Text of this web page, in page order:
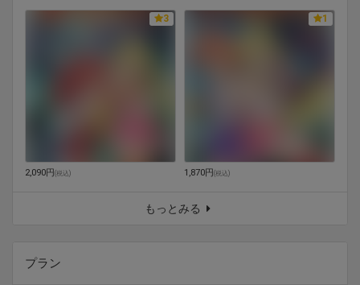
3
2,090円(税込)
1
1,870円(税込)
もっとみる
プラン